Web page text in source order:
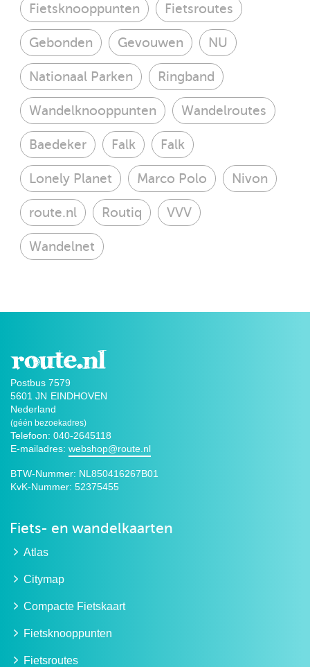
Fietsknooppunten Fietsroutes
Gebonden Gevouwen NU
Nationaal Parken Ringband
Wandelknooppunten Wandelroutes
Baedeker Falk Falk
Lonely Planet Marco Polo Nivon
route.nl Routiq VVV
Wandelnet
Postbus 7579
5601 JN EINDHOVEN
Nederland
(géén bezoekadres)
Telefoon: 040-2645118
E-mailadres: webshop@route.nl
BTW-Nummer: NL850416267B01
KvK-Nummer: 52375455
Fiets- en wandelkaarten
Atlas
Citymap
Compacte Fietskaart
Fietsknooppunten
Fietsroutes